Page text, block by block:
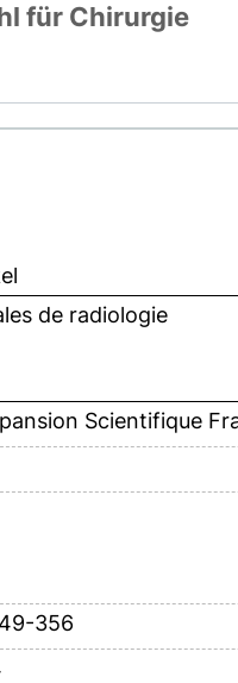
für Chirurgie
de radiologie
Scientifique
356